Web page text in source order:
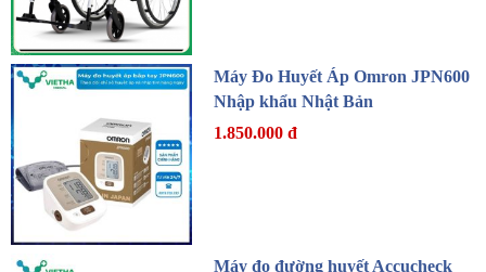
Máy Đo Huyết Áp Omron JPN600
Nhập khẩu Nhật Bản
1.850.000 đ
Máy đo đường huyết Accucheck